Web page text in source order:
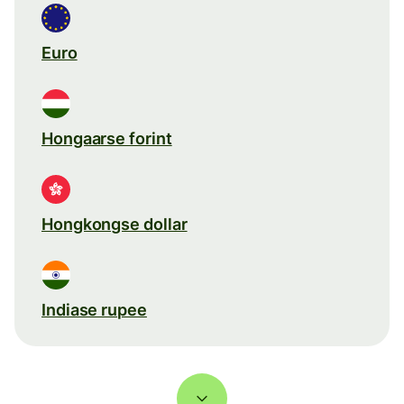
Euro
Hongaarse forint
Hongkongse dollar
Indiase rupee